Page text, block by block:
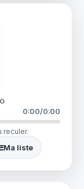
0:00/0:00
reculer.
Ma liste